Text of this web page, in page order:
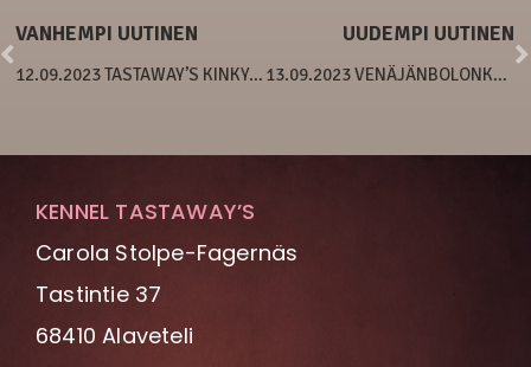
VANHEMPI UUTINEN
12.09.2023 TASTAWAY’S KINKY-PENTUE
UUDEMPI UUTINEN
13.09.2023 VENÄJÄNBOLONKAN PENTUJA SYNTYNYT!
KENNEL TASTAWAY’S
Carola Stolpe-Fagernäs
Tastintie 37
68410 Alaveteli